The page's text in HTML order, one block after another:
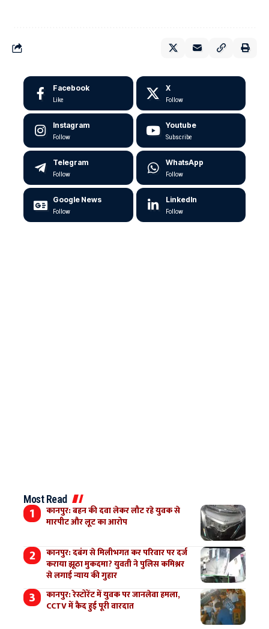
Facebook
Like
X
Follow
Instagram
Follow
Youtube
Subscribe
Telegram
Follow
WhatsApp
Follow
Google News
Follow
LinkedIn
Follow
Most Read
कानपुर: बहन की दवा लेकर लौट रहे युवक से
मारपीट और लूट का आरोप
कानपुर: दबंग से मिलीभगत कर परिवार पर दर्ज
कराया झूठा मुकदमा? युवती ने पुलिस कमिश्नर
से लगाई न्याय की गुहार
कानपुर: रेस्टोरेंट में युवक पर जानलेवा हमला,
CCTV में कैद हुई पूरी वारदात